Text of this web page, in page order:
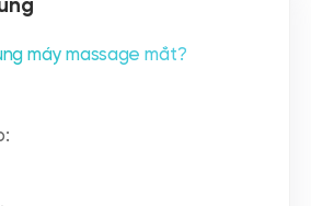
máy massage mắt?